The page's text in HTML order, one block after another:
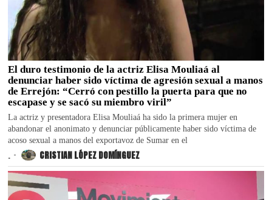
El duro testimonio de la actriz Elisa Mouliaá al
denunciar haber sido víctima de agresión sexual a manos
de Errejón: “Cerró con pestillo la puerta para que no
escapase y se sacó su miembro viril”
La actriz y presentadora Elisa Mouliaá ha sido la primera mujer en
abandonar el anonimato y denunciar públicamente haber sido víctima de
acoso sexual a manos del exportavoz de Sumar en el
. CRISTIAN LÓPEZ DOMÍNGUEZ